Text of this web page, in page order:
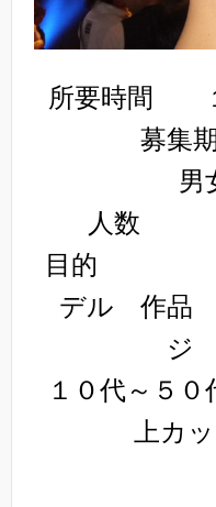
所要時間 １
募集
男
人数
目的 講
デル 作品
ジ
１０代～５
上カ